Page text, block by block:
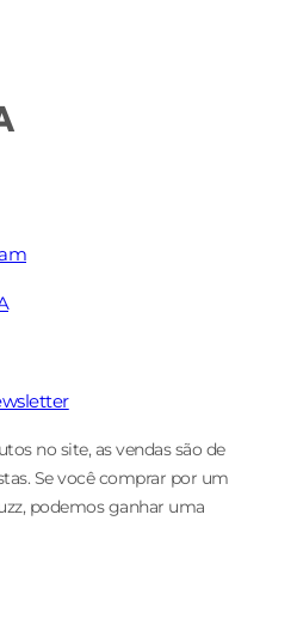
no site, as vendas são de
Se você comprar por um
podemos ganhar uma